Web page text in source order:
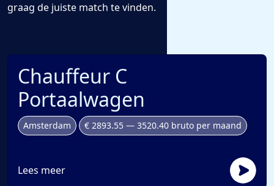
graag de juiste match te vinden.
Chauffeur C
Portaalwagen
Amsterdam € 2893.55 — 3520.40 bruto per maand
Lees meer